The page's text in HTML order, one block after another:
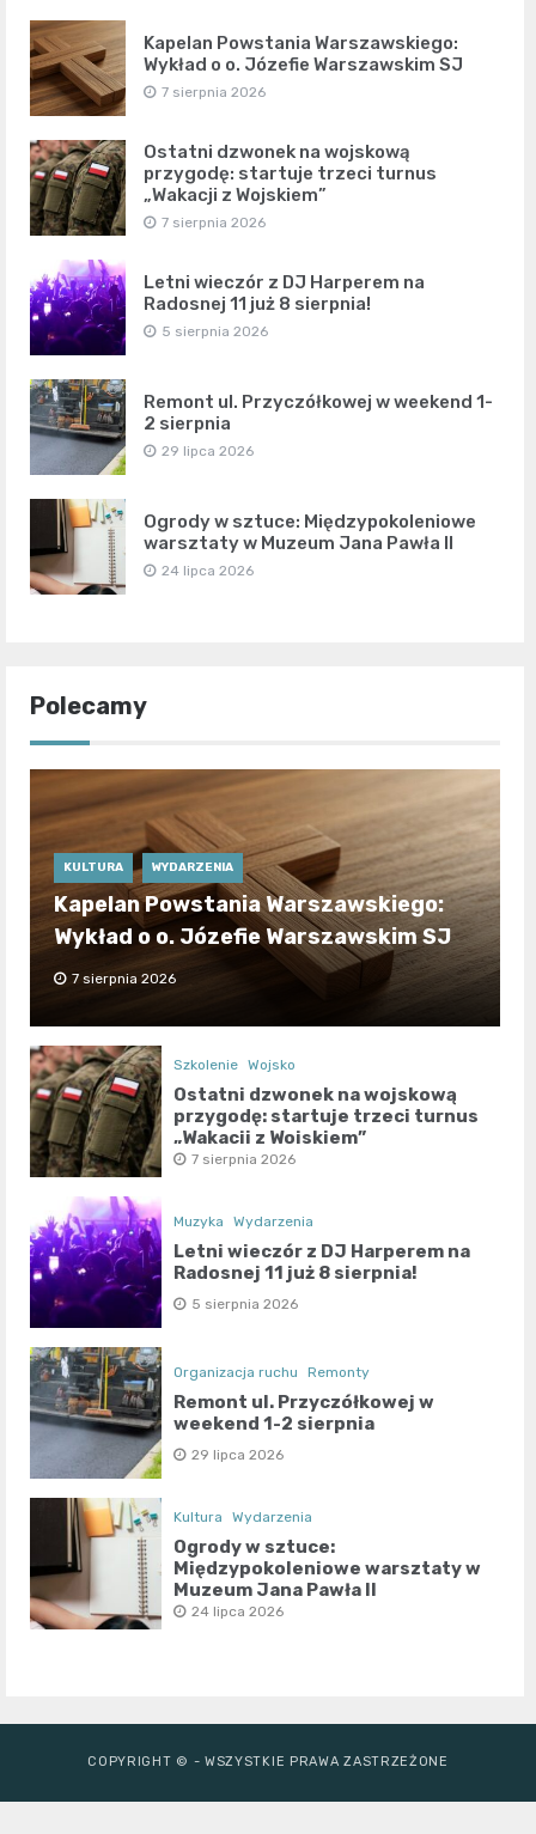
Kapelan Powstania Warszawskiego:
Wykład o o. Józefie Warszawskim SJ
7 sierpnia 2026
Ostatni dzwonek na wojskową
przygodę: startuje trzeci turnus
„Wakacji z Wojskiem”
7 sierpnia 2026
Letni wieczór z DJ Harperem na
Radosnej 11 już 8 sierpnia!
5 sierpnia 2026
Remont ul. Przyczółkowej w weekend 1-
2 sierpnia
29 lipca 2026
Ogrody w sztuce: Międzypokoleniowe
warsztaty w Muzeum Jana Pawła II
24 lipca 2026
Polecamy
KULTURA WYDARZENIA
Kapelan Powstania Warszawskiego:
Wykład o o. Józefie Warszawskim SJ
7 sierpnia 2026
Szkolenie Wojsko
Ostatni dzwonek na wojskową
przygodę: startuje trzeci turnus
„Wakacji z Wojskiem”
7 sierpnia 2026
Muzyka Wydarzenia
Letni wieczór z DJ Harperem na
Radosnej 11 już 8 sierpnia!
5 sierpnia 2026
Organizacja ruchu Remonty
Remont ul. Przyczółkowej w
weekend 1-2 sierpnia
29 lipca 2026
Kultura Wydarzenia
Ogrody w sztuce:
Międzypokoleniowe warsztaty w
Muzeum Jana Pawła II
24 lipca 2026
COPYRIGHT © - WSZYSTKIE PRAWA ZASTRZEŻONE